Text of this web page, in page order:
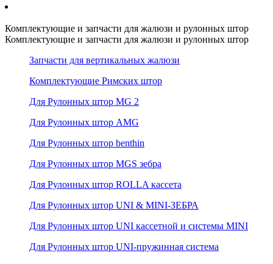
Комплектующие и запчасти для жалюзи и рулонных штор
Комплектующие и запчасти для жалюзи и рулонных штор
Запчасти для вертикальных жалюзи
Комплектующие Римских штор
Для Рулонных штор MG 2
Для Рулонных штор AMG
Для Рулонных штор benthin
Для Рулонных штор MGS зебра
Для Рулонных штор ROLLA кассета
Для Рулонных штор UNI & MINI-ЗЕБРА
Для Рулонных штор UNI кассетной и системы MINI
Для Рулонных штор UNI-пружинная система